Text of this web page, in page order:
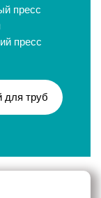
пресс
пресс